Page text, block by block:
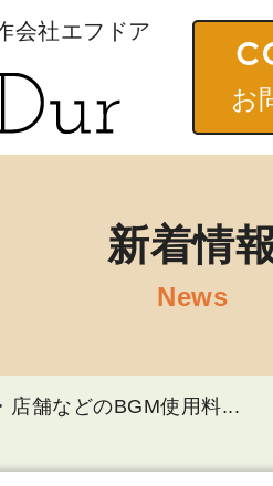
会社エフドア
お
新着情
店舗などのBGM使用料...